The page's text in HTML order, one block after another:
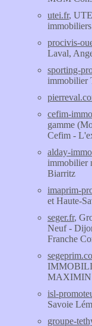
utei.fr,
procivis-
Laval,
sporting-
immobilier
cefim-
gamme
Cefim -
alday-
immobilier
Biarritz
imaprim-
et Haute-
seger.fr,
Neuf -
Franche
MAXIMIN
isl-
Savoie
groupe-